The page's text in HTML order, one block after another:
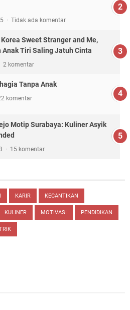
Tidak ada komentar
Sweet Stranger and Me,
Anak Tiri Saling Jatuh Cinta
2 komentar
Tanpa Anak
komentar
Motip Surabaya: Kuliner Asyik
15 komentar
KARIR KECANTIKAN
KULINER MOTIVASI PENDIDIKAN